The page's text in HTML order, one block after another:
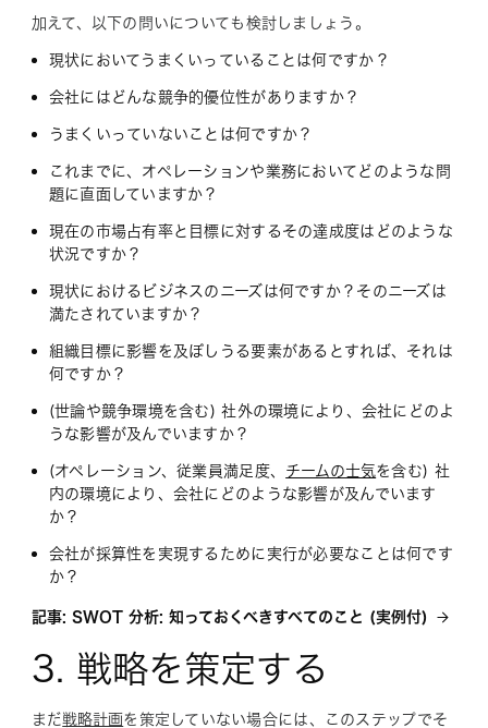
加えて、以下の問いについても検討しましょう。
現状においてうまくいっていることは何ですか？
会社にはどんな競争的優位性がありますか？
うまくいっていないことは何ですか？
これまでに、オペレーションや業務においてどのような問
題に直面していますか？
現在の市場占有率と目標に対するその達成度はどのような
状況ですか？
現状におけるビジネスのニーズは何ですか？そのニーズは
満たされていますか？
組織目標に影響を及ぼしうる要素があるとすれば、それは
何ですか？
(世論や競争環境を含む) 社外の環境により、会社にどのよ
うな影響が及んでいますか？
(オペレーション、従業員満足度、 チームの士気を含む) 社
内の環境により、会社にどのような影響が及んでいます
か？
会社が採算性を実現するために実行が必要なことは何です
か？
記事: SWOT 分析: 知っておくべきすべてのこと (実例付)
3. 戦略を策定する
まだ戦略計画を策定していない場合には、このステップでそ